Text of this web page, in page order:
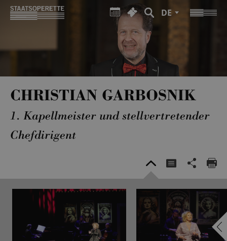
DE
CHRISTIAN GARBOSNIK
1. Kapellmeister und stellvertretender
Chefdirigent